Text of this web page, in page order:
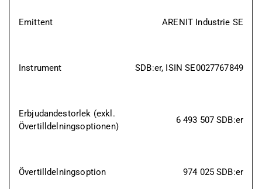
Emittent ARENIT Industrie SE
Instrument SDB:er, ISIN SE0027767849
Erbjudandestorlek (exkl.
Övertilldelningsoptionen)
6 493 507 SDB:er
Övertilldelningsoption 974 025 SDB:er